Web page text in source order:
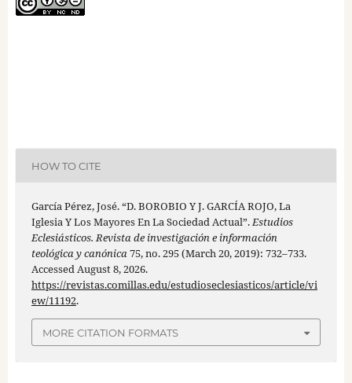
HOW TO CITE
García Pérez, José. “D. BOROBIO Y J. GARCÍA ROJO, La
Iglesia Y Los Mayores En La Sociedad Actual”.Estudios
Eclesiásticos. Revista de investigación e información
teológica y canónica75, no. 295 (March 20, 2019): 732–733.
Accessed August 8, 2026.
https://revistas.comillas.edu/estudioseclesiasticos/article/vi
ew/11192.
MORE CITATION FORMATS